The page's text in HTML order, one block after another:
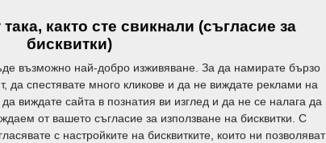
както сте свикнали (съгласие за
бисквитки)
възможно най-добро изживяване. За да намирате бързо
да спестявате много кликове и да не виждате реклами на
виждате сайта в познатия ви изглед и да не се налага да
от вашето съгласие за използване на бисквитки. С
с настройките на бисквитките, които ни позволяват